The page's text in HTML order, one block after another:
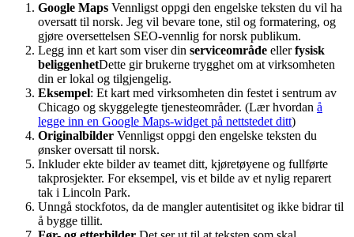
Google Maps Vennligst oppgi den engelske teksten du vil ha
oversatt til norsk. Jeg vil bevare tone, stil og formatering, og
gjøre oversettelsen SEO-vennlig for norsk publikum.
Legg inn et kart som viser din serviceområde ellerfysisk
beliggenhetDette gir brukerne trygghet om at virksomheten
din er lokal og tilgjengelig.
Eksempel: Et kart med virksomheten din festet i sentrum av
Chicago og skyggelegte tjenesteområder. (Lær hvordan å
legge inn en Google Maps-widget på nettstedet ditt)
Originalbilder Vennligst oppgi den engelske teksten du
ønsker oversatt til norsk.
Inkluder ekte bilder av teamet ditt, kjøretøyene og fullførte
takprosjekter. For eksempel, vis et bilde av et nylig reparert
tak i Lincoln Park.
Unngå stockfotos, da de mangler autentisitet og ikke bidrar til
å bygge tillit.